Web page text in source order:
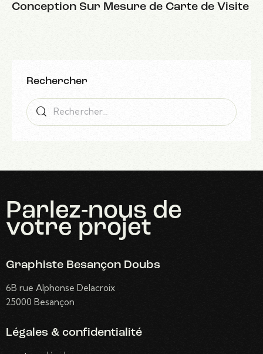
Conception Sur Mesure de Carte de Visite
Rechercher
Parlez-nous de
votre projet
Graphiste Besançon Doubs
6B rue Alphonse Delacroix
25000 Besançon
Légales & confidentialité